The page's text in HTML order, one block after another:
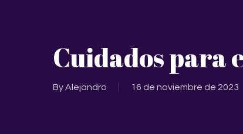
Cuidados para
ByAlejandro 16 de noviembre de 2023